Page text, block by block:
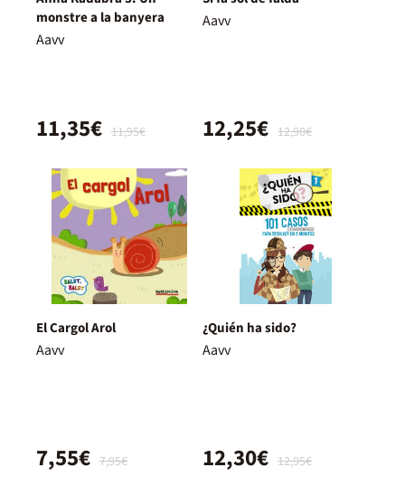
monstre a la banyera
Aavv
11,95€
11,35€
Aavv
12,90€
12,25€
El Cargol Arol
Aavv
7,95€
7,55€
¿Quién ha sido?
Aavv
12,95€
12,30€